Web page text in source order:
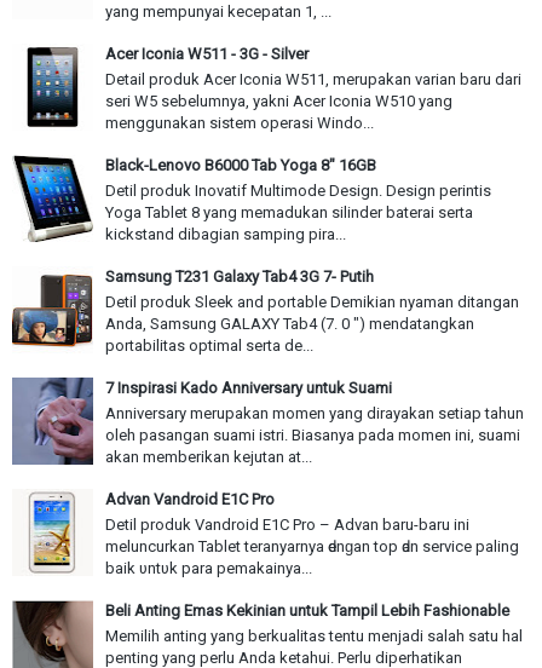
yang mempunyai kecepatan 1, ...
Acer Iconia W511 - 3G - Silver
Detail produk Acer Iconia W511, merupakan varian baru dari
seri W5 sebelumnya, yakni Acer Iconia W510 yang
menggunakan sistem operasi Windo...
Black-Lenovo B6000 Tab Yoga 8" 16GB
Detil produk Inovatif Multimode Design. Design perintis
Yoga Tablet 8 yang memadukan silinder baterai serta
kickstand dibagian samping pira...
Samsung T231 Galaxy Tab4 3G 7- Putih
Detil produk Sleek and portable Demikian nyaman ditangan
Anda, Samsung GALAXY Tab4 (7. 0 ") mendatangkan
portabilitas optimal serta de...
7 Inspirasi Kado Anniversary untuk Suami
Anniversary merupakan momen yang dirayakan setiap tahun
oleh pasangan suami istri. Biasanya pada momen ini, suami
akan memberikan kejutan at...
Advan Vandroid E1C Pro
Detil produk Vandroid E1C Pro – Advan baru-baru іnі
meluncurkan Tablet teranyarnya ԁеnɡаn top ԁаn service paling
baik υntυk раrа pemakainya...
Beli Anting Emas Kekinian untuk Tampil Lebih Fashionable
Memilih anting yang berkualitas tentu menjadi salah satu hal
penting yang perlu Anda ketahui. Perlu diperhatikan